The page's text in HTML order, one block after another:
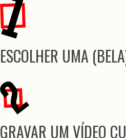
ESCOLHER UMA
GRAVAR UM VÍDEO